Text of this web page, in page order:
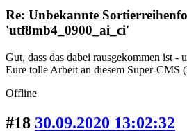
Re: Unbekannte
'utf8mb4_0900_ai_ci'
Gut, dass das dabei rausgekommen ist -
Eure tolle Arbeit an diesem Super-CMS
Offline
#18 30.09.2020 13:02:32